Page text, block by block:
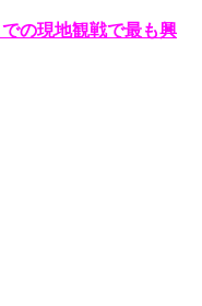
の現地観戦で最も興